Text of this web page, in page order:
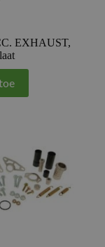
EXHAUST,